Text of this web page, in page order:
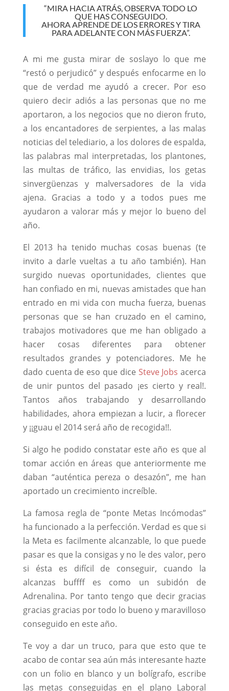
“MIRA HACIA ATRÁS, OBSERVA TODO LO
QUE HAS CONSEGUIDO.
AHORA APRENDE DE LOS ERRORES Y TIRA
PARA ADELANTE CON MÁS FUERZA”.
A mi me gusta mirar de soslayo lo que me
“restó o perjudicó” y después enfocarme en lo
que de verdad me ayudó a crecer. Por eso
quiero decir adiós a las personas que no me
aportaron, a los negocios que no dieron fruto,
a los encantadores de serpientes, a las malas
noticias del telediario, a los dolores de espalda,
las palabras mal interpretadas, los plantones,
las multas de tráfico, las envidias, los getas
sinvergüenzas y malversadores de la vida
ajena. Gracias a todo y a todos pues me
ayudaron a valorar más y mejor lo bueno del
año.
El 2013 ha tenido muchas cosas buenas (te
invito a darle vueltas a tu año también). Han
surgido nuevas oportunidades, clientes que
han confiado en mi, nuevas amistades que han
entrado en mi vida con mucha fuerza, buenas
personas que se han cruzado en el camino,
trabajos motivadores que me han obligado a
hacer cosas diferentes para obtener
resultados grandes y potenciadores. Me he
dado cuenta de eso que dice Steve Jobs acerca
de unir puntos del pasado ¡es cierto y real!.
Tantos años trabajando y desarrollando
habilidades, ahora empiezan a lucir, a florecer
y ¡¡guau el 2014 será año de recogida!!.
Si algo he podido constatar este año es que al
tomar acción en áreas que anteriormente me
daban “auténtica pereza o desazón”, me han
aportado un crecimiento increíble.
La famosa regla de “ponte Metas Incómodas”
ha funcionado a la perfección. Verdad es que si
la Meta es facilmente alcanzable, lo que puede
pasar es que la consigas y no le des valor, pero
si ésta es difícil de conseguir, cuando la
alcanzas buffff es como un subidón de
Adrenalina. Por tanto tengo que decir gracias
gracias gracias por todo lo bueno y maravilloso
conseguido en este año.
Te voy a dar un truco, para que esto que te
acabo de contar sea aún más interesante hazte
con un folio en blanco y un bolígrafo, escribe
las metas conseguidas en el plano Laboral